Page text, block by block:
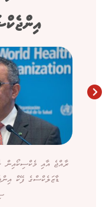
ރާއްޖެ އާއި މެކްސިކޯއިން
ޑާޒަލެކްސްގެ ފޭކް